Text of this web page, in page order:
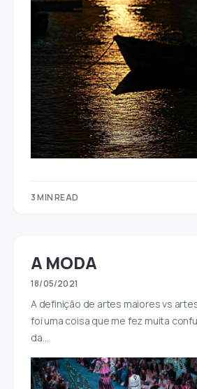
3 MIN READ
A MODA
18/05/2021
A definição de artes maiores vs
foi uma coisa que me fez muita
da…